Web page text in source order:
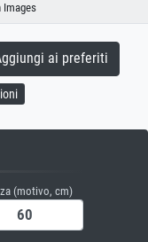
Images
ai preferiti
(motivo, cm)